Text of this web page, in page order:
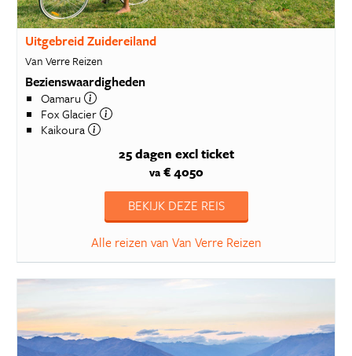
Uitgebreid Zuidereiland
Van Verre Reizen
Bezienswaardigheden
Oamaru
Fox Glacier
Kaikoura
25 dagen excl ticket
va€ 4050
BEKIJK DEZE REIS
Alle reizen van Van Verre Reizen